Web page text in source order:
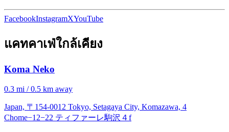
FacebookInstagramXYouTube
แคทคาเฟ่ใกล้เคียง
Koma Neko
0.3 mi / 0.5 km away
Japan, 〒154-0012 Tokyo, Setagaya City, Komazawa, 4
Chome−12−22 ティファーレ駒沢４f